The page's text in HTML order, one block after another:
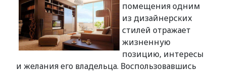
помещения одним
из дизайнерских
стилей отражает
жизненную
позицию, интересы
и желания его владельца. Воспользовавшись